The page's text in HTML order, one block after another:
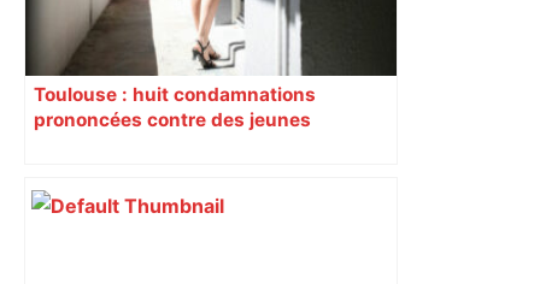
Toulouse : huit condamnations
prononcées contre des jeunes